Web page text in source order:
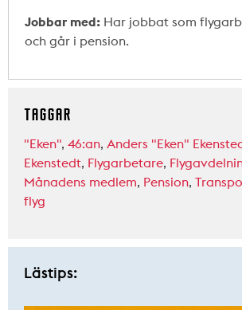
Jobbar med: Har jobbat som
och går i pension.
TAGGAR
"Eken", 46:an, Anders "Eken"
Ekenstedt, Flygarbetare,
Månadens medlem, Pension,
flyg
Lästips: